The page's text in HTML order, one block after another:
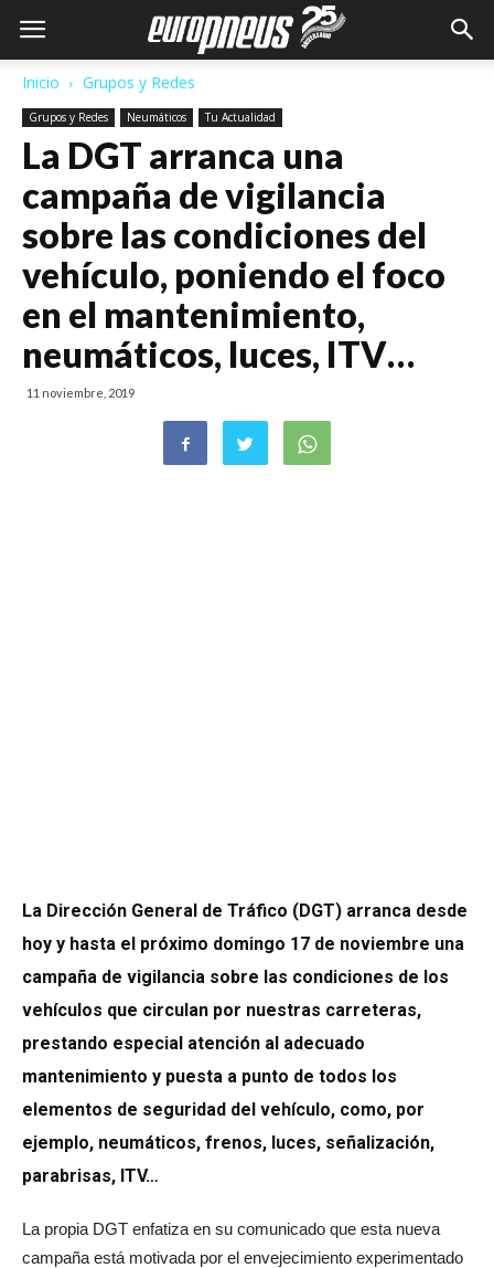
Inicio Grupos y Redes
Grupos y Redes Neumáticos Tu Actualidad
La DGT arranca una
campaña de vigilancia
sobre las condiciones del
vehículo, poniendo el foco
en el mantenimiento,
neumáticos, luces, ITV…
11 noviembre, 2019
La Dirección General de Tráfico (DGT) arranca desde
hoy y hasta el próximo domingo 17 de noviembre una
campaña de vigilancia sobre las condiciones de los
vehículos que circulan por nuestras carreteras,
prestando especial atención al adecuado
mantenimiento y puesta a punto de todos los
elementos de seguridad del vehículo, como, por
ejemplo, neumáticos, frenos, luces, señalización,
parabrisas, ITV…
La propia DGT enfatiza en su comunicado que esta nueva
campaña está motivada por el envejecimiento experimentado